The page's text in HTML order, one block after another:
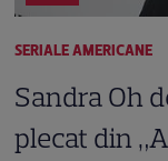
SERIALE AMERICANE
Sandra Oh
plecat din